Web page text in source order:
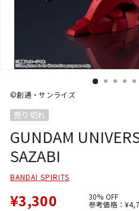
©創通・サンライズ
売り切れ
GUNDAM
SAZABI
BANDAI SPIRITS
¥3,300 30% OFF
参考価格：通